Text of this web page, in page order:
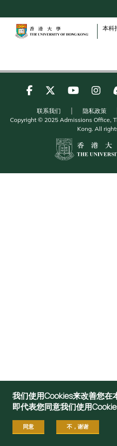
to
content
本科
联系我们 隐私政策
Copyright © 2025 Admissions Office,
Kong. All
我们使用Cookies来改善您
即代表您同意我们使用
同意 不，谢谢